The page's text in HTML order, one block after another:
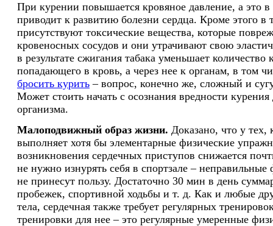
При курении повышается кровяное давление, а это в
приводит к развитию болезни сердца. Кроме этого в
присутствуют токсические вещества, которые
кровеносных сосудов и они утрачивают свою
в результате сжигания табака уменьшает количество
попадающего в кровь, а через нее к органам, в том
бросить курить – вопрос, конечно же, сложный и
Может стоить начать с осознания вредности курения
организма.
Малоподвижный образ жизни. Доказано, что у тех,
выполняет хотя бы элементарные физические
возникновения сердечных приступов снижается
не нужно изнурять себя в спортзале – неправильные
не принесут пользу. Достаточно 30 мин в день
пробежек, спортивной ходьбы и т. д. Как и любые
тела, сердечная также требует регулярных
тренировки для нее – это регулярные умеренные